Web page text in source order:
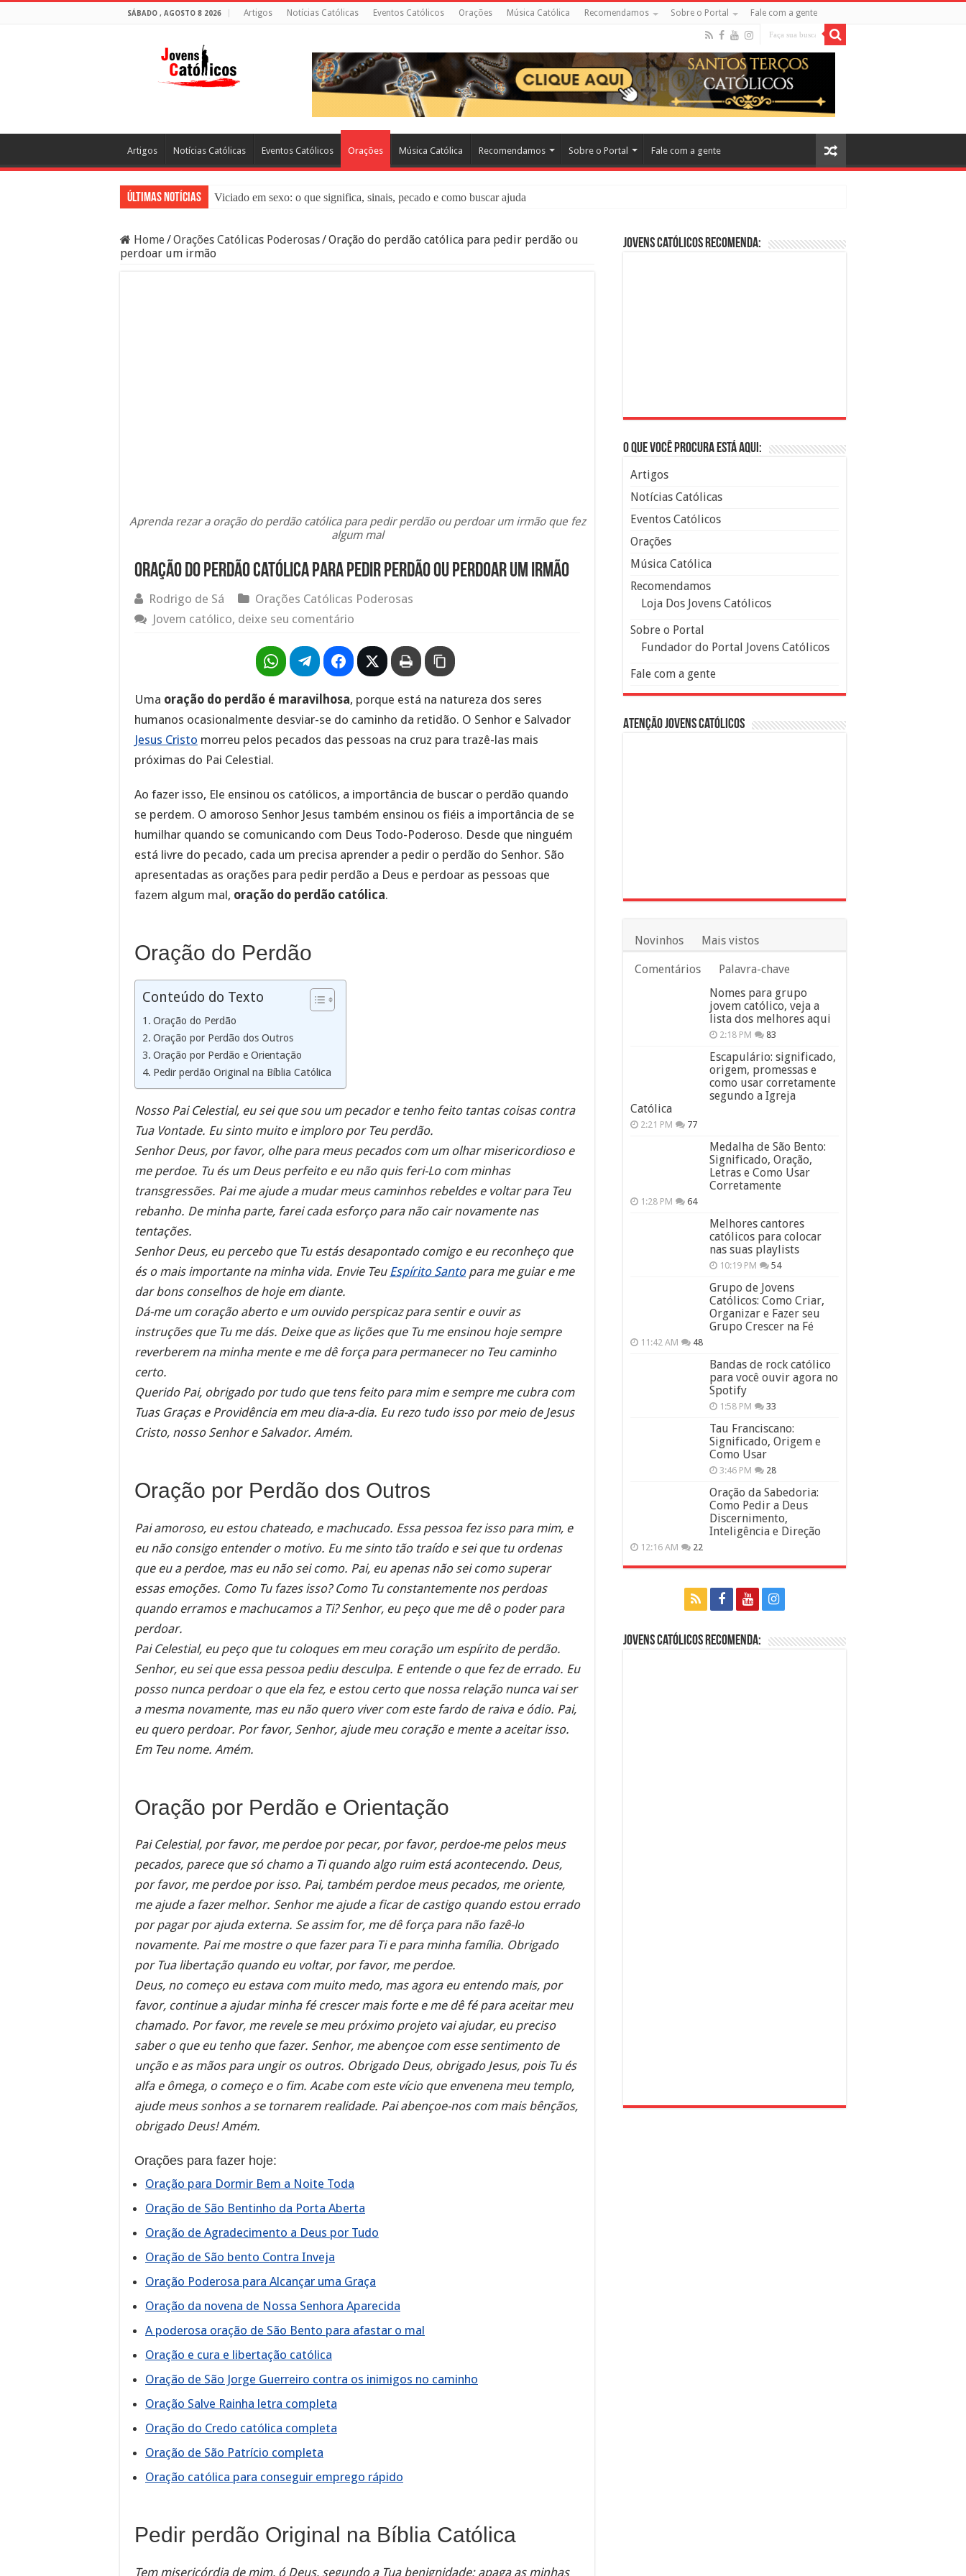
SÁBADO , AGOSTO 8 2026 Artigos Notícias Católicas Eventos Católicos Orações Música Católica Recomendamos Sobre o Portal Fale com a gente
Artigos Notícias Católicas Eventos Católicos Orações Música Católica Recomendamos Sobre o Portal Fale com a gente
Últimas Notícias
Viciado em sexo: o que significa, sinais, pecado e como buscar ajuda
Filme Sagrado Coração – Seu Reino Não Terá Fim: O Documentário Que Vai Tocar os Católicos no Cinema
Home/Orações Católicas Poderosas/Oração do perdão católica para pedir perdão ou
perdoar um irmão
Aprenda rezar a oração do perdão católica para pedir perdão ou perdoar um irmão que fez
algum mal
Oração do perdão católica para pedir perdão ou perdoar um irmão
Rodrigo de Sá
Orações Católicas Poderosas
Jovem católico, deixe seu comentário
Uma oração do perdão é maravilhosa, porque está na natureza dos seres
humanos ocasionalmente desviar-se do caminho da retidão. O Senhor e Salvador
Jesus Cristo morreu pelos pecados das pessoas na cruz para trazê-las mais
próximas do Pai Celestial.
Ao fazer isso, Ele ensinou os católicos, a importância de buscar o perdão quando
se perdem. O amoroso Senhor Jesus também ensinou os fiéis a importância de se
humilhar quando se comunicando com Deus Todo-Poderoso. Desde que ninguém
está livre do pecado, cada um precisa aprender a pedir o perdão do Senhor. São
apresentadas as orações para pedir perdão a Deus e perdoar as pessoas que
fazem algum mal, oração do perdão católica.
Oração do Perdão
Conteúdo do Texto
Oração do Perdão
Oração por Perdão dos Outros
Oração por Perdão e Orientação
Pedir perdão Original na Bíblia Católica
Nosso Pai Celestial, eu sei que sou um pecador e tenho feito tantas coisas contra
Tua Vontade. Eu sinto muito e imploro por Teu perdão.
Senhor Deus, por favor, olhe para meus pecados com um olhar misericordioso e
me perdoe. Tu és um Deus perfeito e eu não quis feri-Lo com minhas
transgressões. Pai me ajude a mudar meus caminhos rebeldes e voltar para Teu
rebanho. De minha parte, farei cada esforço para não cair novamente nas
tentações.
Senhor Deus, eu percebo que Tu estás desapontado comigo e eu reconheço que
és o mais importante na minha vida. Envie Teu Espírito Santopara me guiar e me
dar bons conselhos de hoje em diante.
Dá-me um coração aberto e um ouvido perspicaz para sentir e ouvir as
instruções que Tu me dás. Deixe que as lições que Tu me ensinou hoje sempre
reverberem na minha mente e me dê força para permanecer no Teu caminho
certo.
Querido Pai, obrigado por tudo que tens feito para mim e sempre me cubra com
Tuas Graças e Providência em meu dia-a-dia. Eu rezo tudo isso por meio de Jesus
Cristo, nosso Senhor e Salvador. Amém.
Oração por Perdão dos Outros
Pai amoroso, eu estou chateado, e machucado. Essa pessoa fez isso para mim, e
eu não consigo entender o motivo. Eu me sinto tão traído e sei que tu ordenas
que eu a perdoe, mas eu não sei como. Pai, eu apenas não sei como superar
essas emoções. Como Tu fazes isso? Como Tu constantemente nos perdoas
quando erramos e machucamos a Ti? Senhor, eu peço que me dê o poder para
perdoar.
Pai Celestial, eu peço que tu coloques em meu coração um espírito de perdão.
Senhor, eu sei que essa pessoa pediu desculpa. E entende o que fez de errado. Eu
posso nunca perdoar o que ela fez, e estou certo que nossa relação nunca vai ser
a mesma novamente, mas eu não quero viver com este fardo de raiva e ódio. Pai,
eu quero perdoar. Por favor, Senhor, ajude meu coração e mente a aceitar isso.
Em Teu nome. Amém.
Oração por Perdão e Orientação
Pai Celestial, por favor, me perdoe por pecar, por favor, perdoe-me pelos meus
pecados, parece que só chamo a Ti quando algo ruim está acontecendo. Deus,
por favor, me perdoe por isso. Pai, também perdoe meus pecados, me oriente,
me ajude a fazer melhor. Senhor me ajude a ficar de castigo quando estou errado
por pagar por ajuda externa. Se assim for, me dê força para não fazê-lo
novamente. Pai me mostre o que fazer para Ti e para minha família. Obrigado
por Tua libertação quando eu voltar, por favor, me perdoe.
Deus, no começo eu estava com muito medo, mas agora eu entendo mais, por
favor, continue a ajudar minha fé crescer mais forte e me dê fé para aceitar meu
chamado. Por favor, me revele se meu próximo projeto vai ajudar, eu preciso
saber o que eu tenho que fazer. Senhor, me abençoe com esse sentimento de
unção e as mãos para ungir os outros. Obrigado Deus, obrigado Jesus, pois Tu és
alfa e ômega, o começo e o fim. Acabe com este vício que envenena meu templo,
ajude meus sonhos a se tornarem realidade. Pai abençoe-nos com mais bênçãos,
obrigado Deus! Amém.
Orações para fazer hoje:
Oração para Dormir Bem a Noite Toda
Oração de São Bentinho da Porta Aberta
Oração de Agradecimento a Deus por Tudo
Oração de São bento Contra Inveja
Oração Poderosa para Alcançar uma Graça
Oração da novena de Nossa Senhora Aparecida
A poderosa oração de São Bento para afastar o mal
Oração e cura e libertação católica
Oração de São Jorge Guerreiro contra os inimigos no caminho
Oração Salve Rainha letra completa
Oração do Credo católica completa
Oração de São Patrício completa
Oração católica para conseguir emprego rápido
Pedir perdão Original na Bíblia Católica
Tem misericórdia de mim, ó Deus, segundo a Tua benignidade; apaga as minhas
Jovens Católicos Recomenda:
O que você procura está aqui:
Artigos
Notícias Católicas
Eventos Católicos
Orações
Música Católica
Recomendamos
Loja Dos Jovens Católicos
Sobre o Portal
Fundador do Portal Jovens Católicos
Fale com a gente
Atenção Jovens Católicos
Novinhos Mais vistos
Comentários
Palavra-chave
Nomes para grupo
jovem católico, veja a
lista dos melhores aqui
2:18 PM 83
Escapulário: significado,
origem, promessas e
como usar corretamente
segundo a Igreja
Católica
2:21 PM 77
Medalha de São Bento:
Significado, Oração,
Letras e Como Usar
Corretamente
1:28 PM 64
Melhores cantores
católicos para colocar
nas suas playlists
10:19 PM 54
Grupo de Jovens
Católicos: Como Criar,
Organizar e Fazer seu
Grupo Crescer na Fé
11:42 AM 48
Bandas de rock católico
para você ouvir agora no
Spotify
1:58 PM 33
Tau Franciscano:
Significado, Origem e
Como Usar
3:46 PM 28
Oração da Sabedoria:
Como Pedir a Deus
Discernimento,
Inteligência e Direção
12:16 AM 22
Jovens Católicos Recomenda: